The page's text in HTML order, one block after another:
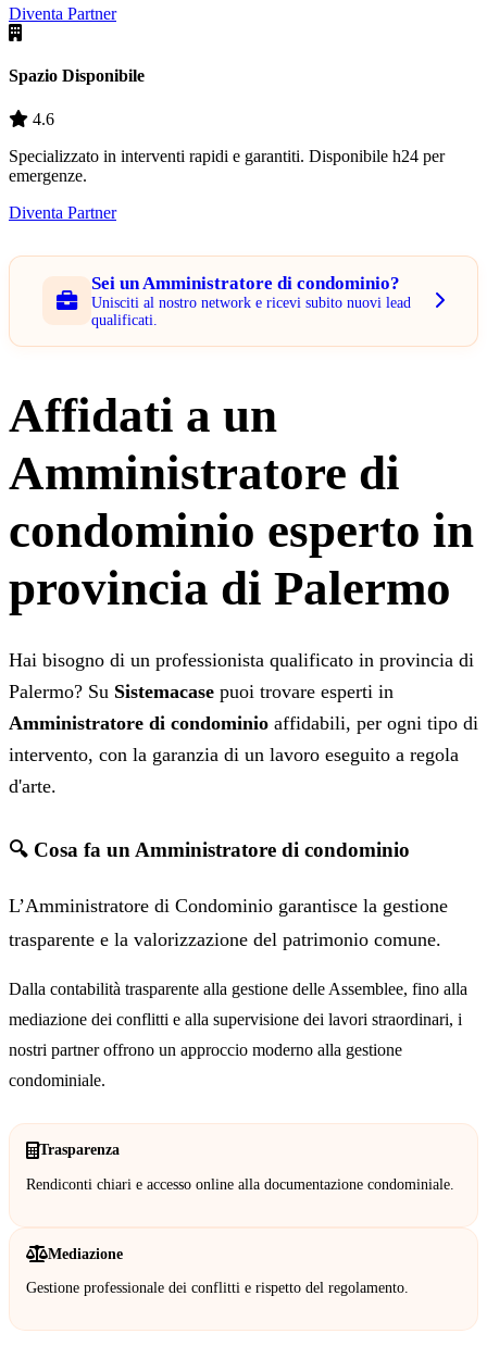
Diventa Partner
Spazio Disponibile
4.6
Specializzato in interventi rapidi e garantiti. Disponibile h24 per
emergenze.
Diventa Partner
Sei un Amministratore di condominio?
Unisciti al nostro network e ricevi subito nuovi lead
qualificati.
Affidati a un
Amministratore di
condominio esperto in
provincia di Palermo
Hai bisogno di un professionista qualificato in provincia di
Palermo? Su Sistemacase puoi trovare esperti in
Amministratore di condominio affidabili, per ogni tipo di
intervento, con la garanzia di un lavoro eseguito a regola
d'arte.
🔍 Cosa fa un Amministratore di condominio
L’Amministratore di Condominio garantisce la gestione
trasparente e la valorizzazione del patrimonio comune.
Dalla contabilità trasparente alla gestione delle Assemblee, fino alla
mediazione dei conflitti e alla supervisione dei lavori straordinari, i
nostri partner offrono un approccio moderno alla gestione
condominiale.
Trasparenza
Rendiconti chiari e accesso online alla documentazione condominiale.
Mediazione
Gestione professionale dei conflitti e rispetto del regolamento.